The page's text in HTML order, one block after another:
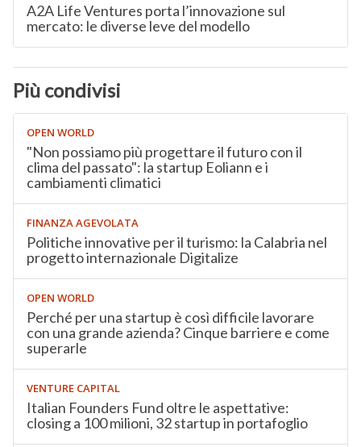
A2A Life Ventures porta l’innovazione sul
mercato: le diverse leve del modello
Più condivisi
OPEN WORLD
"Non possiamo più progettare il futuro con il
clima del passato": la startup Eoliann e i
cambiamenti climatici
FINANZA AGEVOLATA
Politiche innovative per il turismo: la Calabria nel
progetto internazionale Digitalize
OPEN WORLD
Perché per una startup è così difficile lavorare
con una grande azienda? Cinque barriere e come
superarle
VENTURE CAPITAL
Italian Founders Fund oltre le aspettative:
closing a 100 milioni, 32 startup in portafoglio